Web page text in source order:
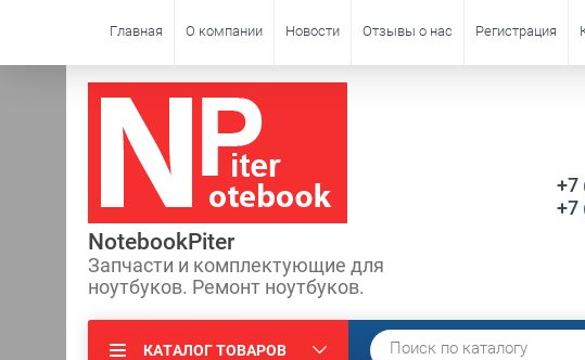
Главная О компании Новости Отзывы о нас Регистрация
NotebookPiter
Запчасти и комплектующие для
ноутбуков. Ремонт ноутбуков.
+7
+7
КАТАЛОГ ТОВАРОВ